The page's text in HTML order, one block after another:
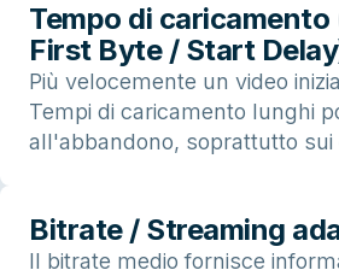
Tempo di caricamento
First Byte / Start
Più velocemente un video
Tempi di caricamento lunghi
all'abbandono, soprattutto sui
Bitrate / Streaming
Il bitrate medio fornisce